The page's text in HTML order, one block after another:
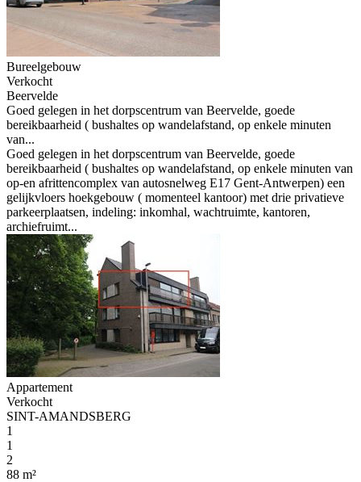
Bureelgebouw
Verkocht
Beervelde
Goed gelegen in het dorpscentrum van Beervelde, goede
bereikbaarheid ( bushaltes op wandelafstand, op enkele minuten
van...
Goed gelegen in het dorpscentrum van Beervelde, goede
bereikbaarheid ( bushaltes op wandelafstand, op enkele minuten van
op-en afrittencomplex van autosnelweg E17 Gent-Antwerpen) een
gelijkvloers hoekgebouw ( momenteel kantoor) met drie privatieve
parkeerplaatsen, indeling: inkomhal, wachtruimte, kantoren,
archiefruimt...
Appartement
Verkocht
SINT-AMANDSBERG
1
1
2
88 m²